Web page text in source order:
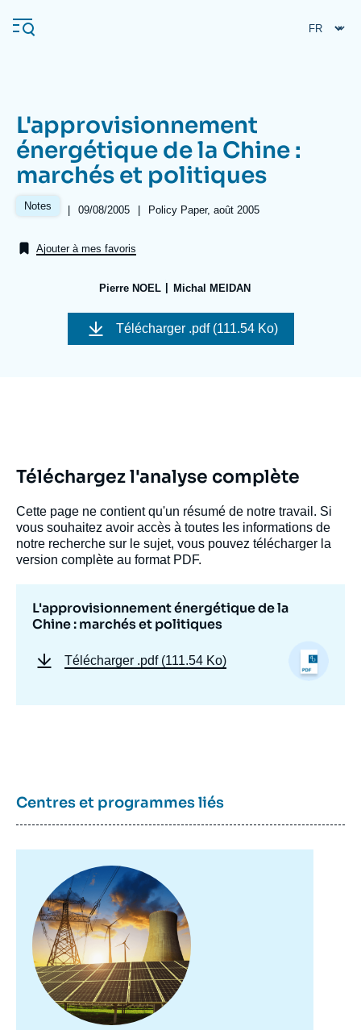
au
contenu
Navigation
principale
L'Ifri
Événements
À propos de l'Ifri
L'Ifri en bref Proche-Orient
L'approvisionnement
énergétique de la Chine :
marchés et politiques
Notes |
Date
publication
09/08/2005 | Références
Policy Paper, août 2005
Ajouter à mes favoris
Pierre NOEL Michal MEIDAN
Télécharger .pdf (111.54 Ko)
Téléchargez l'analyse complète
Cette page ne contient qu'un résumé de notre travail. Si
vous souhaitez avoir accès à toutes les informations de
notre recherche sur le sujet, vous pouvez télécharger la
version complète au format PDF.
L'approvisionnement énergétique de la
Chine : marchés et politiques
Télécharger .pdf (111.54 Ko)
Centres et programmes liés
principale